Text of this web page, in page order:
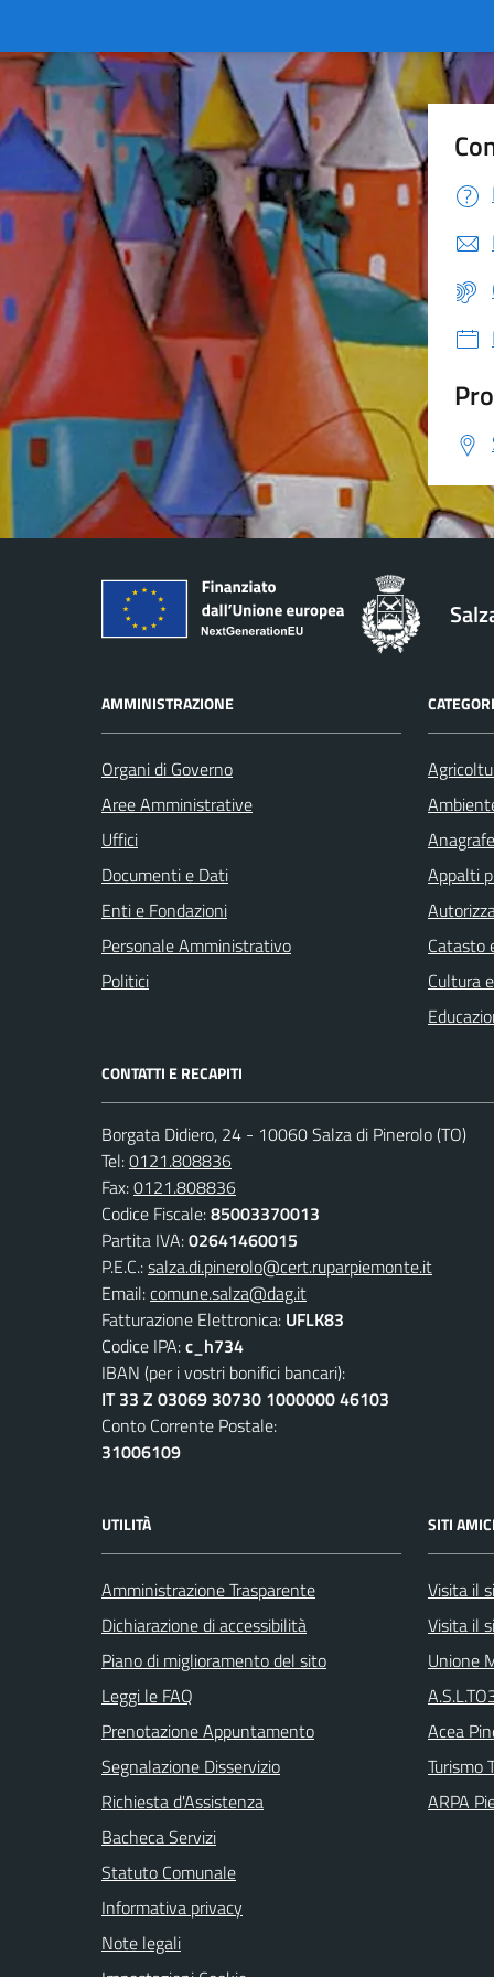
AMMINISTRAZIONE
Organi di Governo
Aree Amministrative
Uffici
Documenti e Dati
Enti e Fondazioni
Personale Amministrativo
Politici
Appalti
Catasto
Cultura
CONTATTI E RECAPITI
Borgata Didiero, 24 - 10060 Salza di Pinerolo (TO)
Tel:0121.808836
Fax:0121.808836
Codice Fiscale:85003370013
Partita IVA:02641460015
P.E.C.:salza.di.pinerolo@cert.ruparpiemonte.it
Email:comune.salza@dag.it
Fatturazione Elettronica: UFLK83
Codice IPA:c_h734
IBAN (per i vostri bonifici bancari):
IT 33 Z 03069 30730 1000000 46103
Conto Corrente Postale:
31006109
UTILITÀ
Amministrazione Trasparente
Dichiarazione di accessibilità
Piano di miglioramento del sito
Leggi le FAQ
Prenotazione Appuntamento
Segnalazione Disservizio
Richiesta d'Assistenza
Bacheca Servizi
Statuto Comunale
Informativa privacy
Note legali
SITI AMICI
Visita il
Visita il
Unione
Acea
Turismo
ARPA